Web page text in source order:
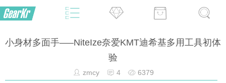
小身材多面手—–NiteIze奈爱KMT迪希基多用工具初体
验
zmcy 4 6379